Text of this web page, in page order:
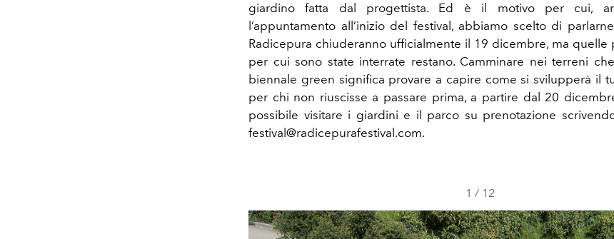
giardino fatta dal progettista. Ed è il motivo per cui,
l’appuntamento all’inizio del festival, abbiamo scelto di
Radicepura chiuderanno ufficialmente il 19 dicembre, ma quelle
per cui sono state interrate restano. Camminare nei terreni
biennale green significa provare a capire come si svilupperà il
per chi non riuscisse a passare prima, a partire dal 20
possibile visitare i giardini e il parco su prenotazione scrivendo
festival@radicepurafestival.com.
1 / 12